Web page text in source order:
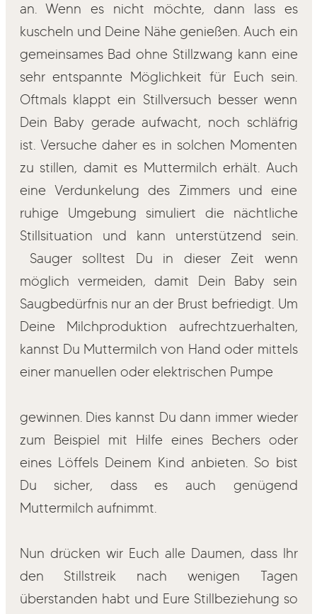
an. Wenn es nicht möchte, dann lass es
kuscheln und Deine Nähe genießen. Auch ein
gemeinsames Bad ohne Stillzwang kann eine
sehr entspannte Möglichkeit für Euch sein.
Oftmals klappt ein Stillversuch besser wenn
Dein Baby gerade aufwacht, noch schläfrig
ist. Versuche daher es in solchen Momenten
zu stillen, damit es Muttermilch erhält. Auch
eine Verdunkelung des Zimmers und eine
ruhige Umgebung simuliert die nächtliche
Stillsituation und kann unterstützend sein.
Sauger solltest Du in dieser Zeit wenn
möglich vermeiden, damit Dein Baby sein
Saugbedürfnis nur an der Brust befriedigt. Um
Deine Milchproduktion aufrechtzuerhalten,
kannst Du Muttermilch von Hand oder mittels
einer manuellen oder elektrischen Pumpe
gewinnen. Dies kannst Du dann immer wieder
zum Beispiel mit Hilfe eines Bechers oder
eines Löffels Deinem Kind anbieten. So bist
Du sicher, dass es auch genügend
Muttermilch aufnimmt.
Nun drücken wir Euch alle Daumen, dass Ihr
den Stillstreik nach wenigen Tagen
überstanden habt und Eure Stillbeziehung so